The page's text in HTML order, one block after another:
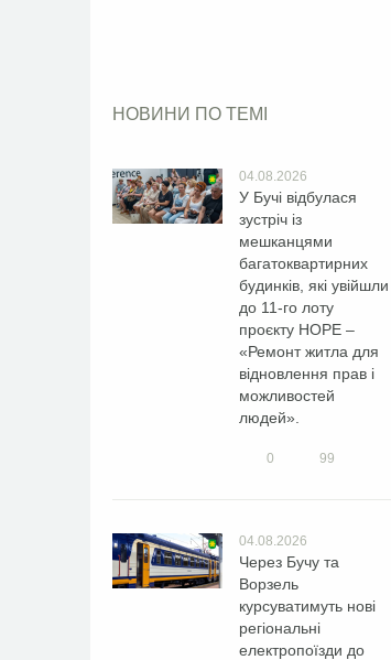
НОВИНИ ПО ТЕМІ
04.08.2026
У Бучі відбулася
зустріч із
мешканцями
багатоквартирних
будинків, які увійшли
до 11-го лоту
проєкту HOPE –
«Ремонт житла для
відновлення прав і
можливостей
людей».
0 99
04.08.2026
Через Бучу та
Ворзель
курсуватимуть нові
регіональні
електропоїзди до